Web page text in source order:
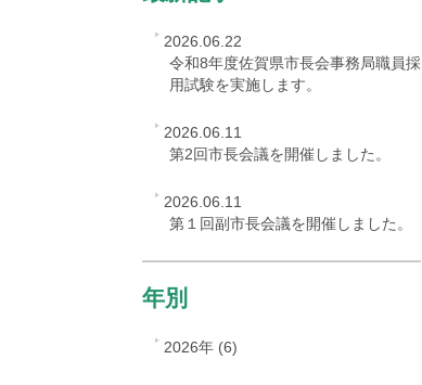
2026.06.22
令和8年度佐賀県市長会事務局職員採
用試験を実施します。
2026.06.11
第2回市長会議を開催しました。
2026.06.11
第１回副市長会議を開催しました。
年別
2026年 (6)